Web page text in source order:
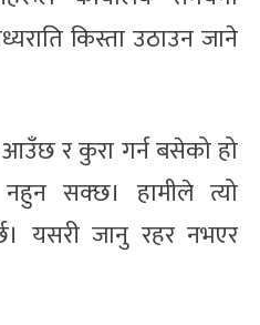
किस्ता उठाउन जाने
र कुरा गर्न बसेको हो
सक्छ। हामीले त्यो
यसरी जानु रहर नभएर